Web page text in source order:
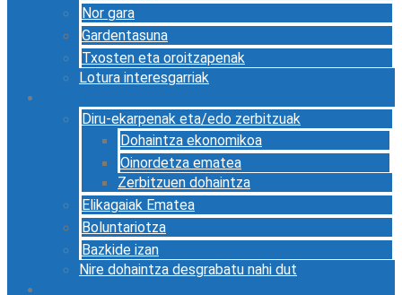
Nor gara
Gardentasuna
Txosten eta oroitzapenak
Lotura interesgarriak
Diru-ekarpenak eta/edo zerbitzuak
Dohaintza ekonomikoa
Oinordetza ematea
Zerbitzuen dohaintza
Elikagaiak Ematea
Boluntariotza
Bazkide izan
Nire dohaintza desgrabatu nahi dut